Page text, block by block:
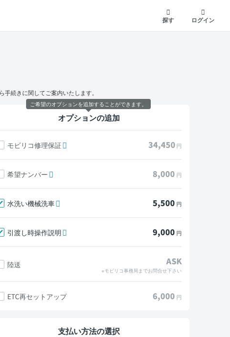
探す
ログイン
続きに関してご案内いたします。
オプションの追加
モビリコ修理保証 34,450 円
希望ナンバー 8,000 円
水洗い機械洗車 5,500 円
引渡し時操作説明 9,000 円
陸送 ASK
※モビリコ事務局までお問合せ下さい
ETC再セットアップ 6,000 円
支払い方法の選択
ご希望のオプションを追加することができます。